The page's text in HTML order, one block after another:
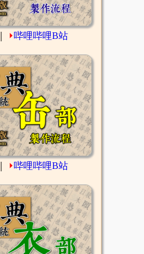
⏵哔哩哔哩B站
⏵哔哩哔哩B站